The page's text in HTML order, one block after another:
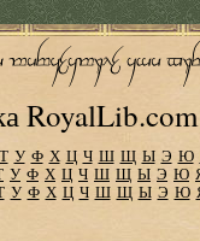
RoyalLib.com
Т У Ф Х Ц Ч Ш Щ Ы Э Ю
У Ф Х Ц Ч Ш Щ Ы Э Ю
У Ф Х Ц Ч Ш Щ Ы Э Ю